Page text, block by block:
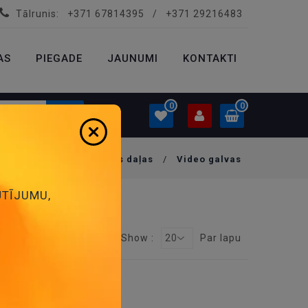
Tālrunis: +371 67814395 / +371 29216483
PIEGADE JAUNUMI KONTAKTI
0 0
Ielogoties
VIDEO, AUDIO rezerves daļas / Video galvas
Show : 20 Par lapu